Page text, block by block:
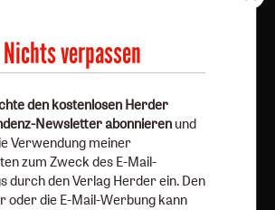
Jetzt anmelden
Nichts verpassen
den kostenlosen Herder
Newsletter abonnieren und
Verwendung meiner
zum Zweck des E-Mail-
durch den Verlag Herder ein. Den
oder die E-Mail-Werbung kann